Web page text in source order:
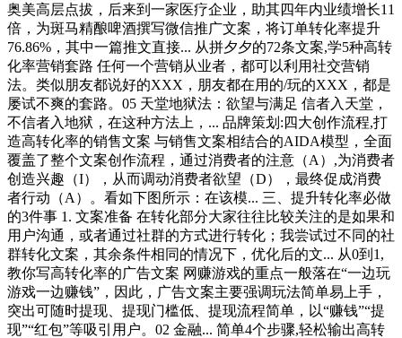
奥美高层点拔，后来到一家医疗企业，助其四年内业绩增长11
倍，为斑马精酿啤酒撰写微信推广文案，将订单转化率提升
76.86%，其中一篇推文直接... 从拼夕夕的72条文案,学5种高转
化率营销套路 任何一个营销从业者，都可以利用社交营销
法。类似朋友都说好的XXX，朋友都在用的/玩的XXX，都是
屡试不爽的套路。05 天堂地狱法：欲望与满足 信者入天堂，
不信者入地狱，在这种方法上，... 品牌策划:四大创作流程,打
造高转化率的销售文案 与销售文案相结合的AIDA模型，全面
覆盖了整个文案创作流程，通过消费者的注意（A）,为消费者
创造兴趣（I），从而调动消费者欲望（D），最终促成消费
者行动（A）。看如下图所示：在该模... 三、提升转化率必做
的3件事 1. 文案准备 在转化部分大家往往比较关注的是如果和
用户沟通，或者通过社群的方式进行转化；我尝试过不同的社
群转化文案，其余条件相同的情况下，优化后的文... 从0到1,
教你写高转化率的广告文案 网赚游戏的重点一般落在“一边玩
游戏一边赚钱”，因此，广告文案主要强调玩法简单易上手，
突出可随时提现、提现门槛低、提现流程简单，以“赚钱”“提
现”“红包”等吸引用户。02 金融... 简单4个步骤,轻松输出高转